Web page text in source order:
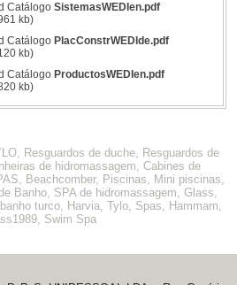
Catálogo SistemasWEDIen.pdf
kb)
Catálogo PlacConstrWEDIde.pdf
kb)
Catálogo ProductosWEDIen.pdf
kb)
Resguardos de duche, Resguardos de
de hidromassagem, Cabines de
Beachcomber, Piscinas, Mini piscinas,
Banho, SPA de hidromassagem, Glass,
turco, Harvia, Tylo, Spas, Hammam,
Swim Spa